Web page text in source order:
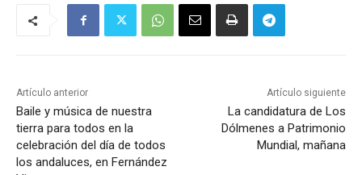
Artículo anterior
Baile y música de nuestra
tierra para todos en la
celebración del día de todos
los andaluces, en Fernández
Artículo siguiente
La candidatura de Los
Dólmenes a Patrimonio
Mundial, mañana